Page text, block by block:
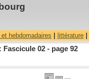
hebdomadaires littérature|
02 - page 92